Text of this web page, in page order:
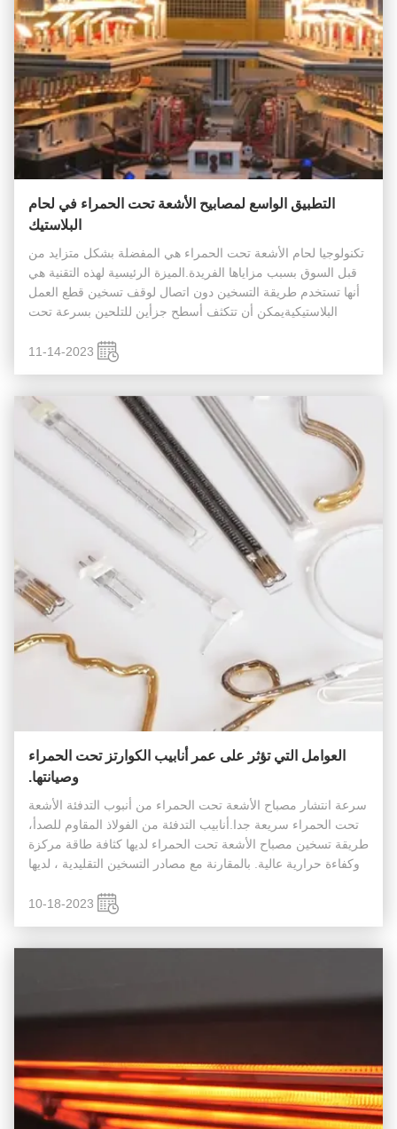
التطبيق الواسع لمصابيح الأشعة تحت الحمراء في لحام
البلاستيك
تكنولوجيا لحام الأشعة تحت الحمراء هي المفضلة بشكل متزايد من
قبل السوق بسبب مزاياها الفريدة.الميزة الرئيسية لهذه التقنية هي
أنها تستخدم طريقة التسخين دون اتصال لوقف تسخين قطع العمل
البلاستيكيةيمكن أن تتكثف أسطح جزأين للتلحين بسرعة تحت
...
11-14-2023
العوامل التي تؤثر على عمر أنابيب الكوارتز تحت الحمراء
وصيانتها.
سرعة انتشار مصباح الأشعة تحت الحمراء من أنبوب التدفئة الأشعة
تحت الحمراء سريعة جدا.أنابيب التدفئة من الفولاذ المقاوم للصدأ،
طريقة تسخين مصباح الأشعة تحت الحمراء لديها كثافة طاقة مركزة
وكفاءة حرارية عالية. بالمقارنة مع مصادر التسخين التقليدية ، لديها
10-18-2023